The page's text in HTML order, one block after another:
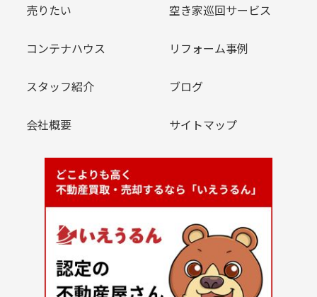
売りたい 空き家巡回サービス
コンテナハウス リフォーム事例
スタッフ紹介 ブログ
会社概要 サイトマップ